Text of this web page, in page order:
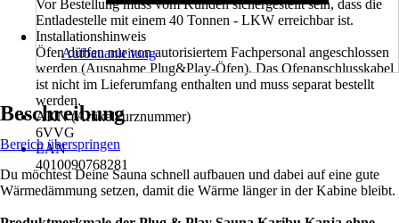
Vor Bestellung muss vom Kunden sichergestellt sein, dass die
Entladestelle mit einem 40 Tonnen - LKW erreichbar ist.
Installationshinweis
Öfen dürfen nur von autorisiertem Fachpersonal angeschlossen
werden (Ausnahme Plug&Play-Öfen). Das Ofenanschlusskabel
ist nicht im Lieferumfang enthalten und muss separat bestellt
werden.
AKN (Artikelkurznummer)
6VVG
EAN
4010090768281
Aufbauanleitung
Beschreibung
Bereich überspringen
Du möchtest Deine Sauna schnell aufbauen und dabei auf eine gute
Wärmedämmung setzen, damit die Wärme länger in der Kabine bleibt.